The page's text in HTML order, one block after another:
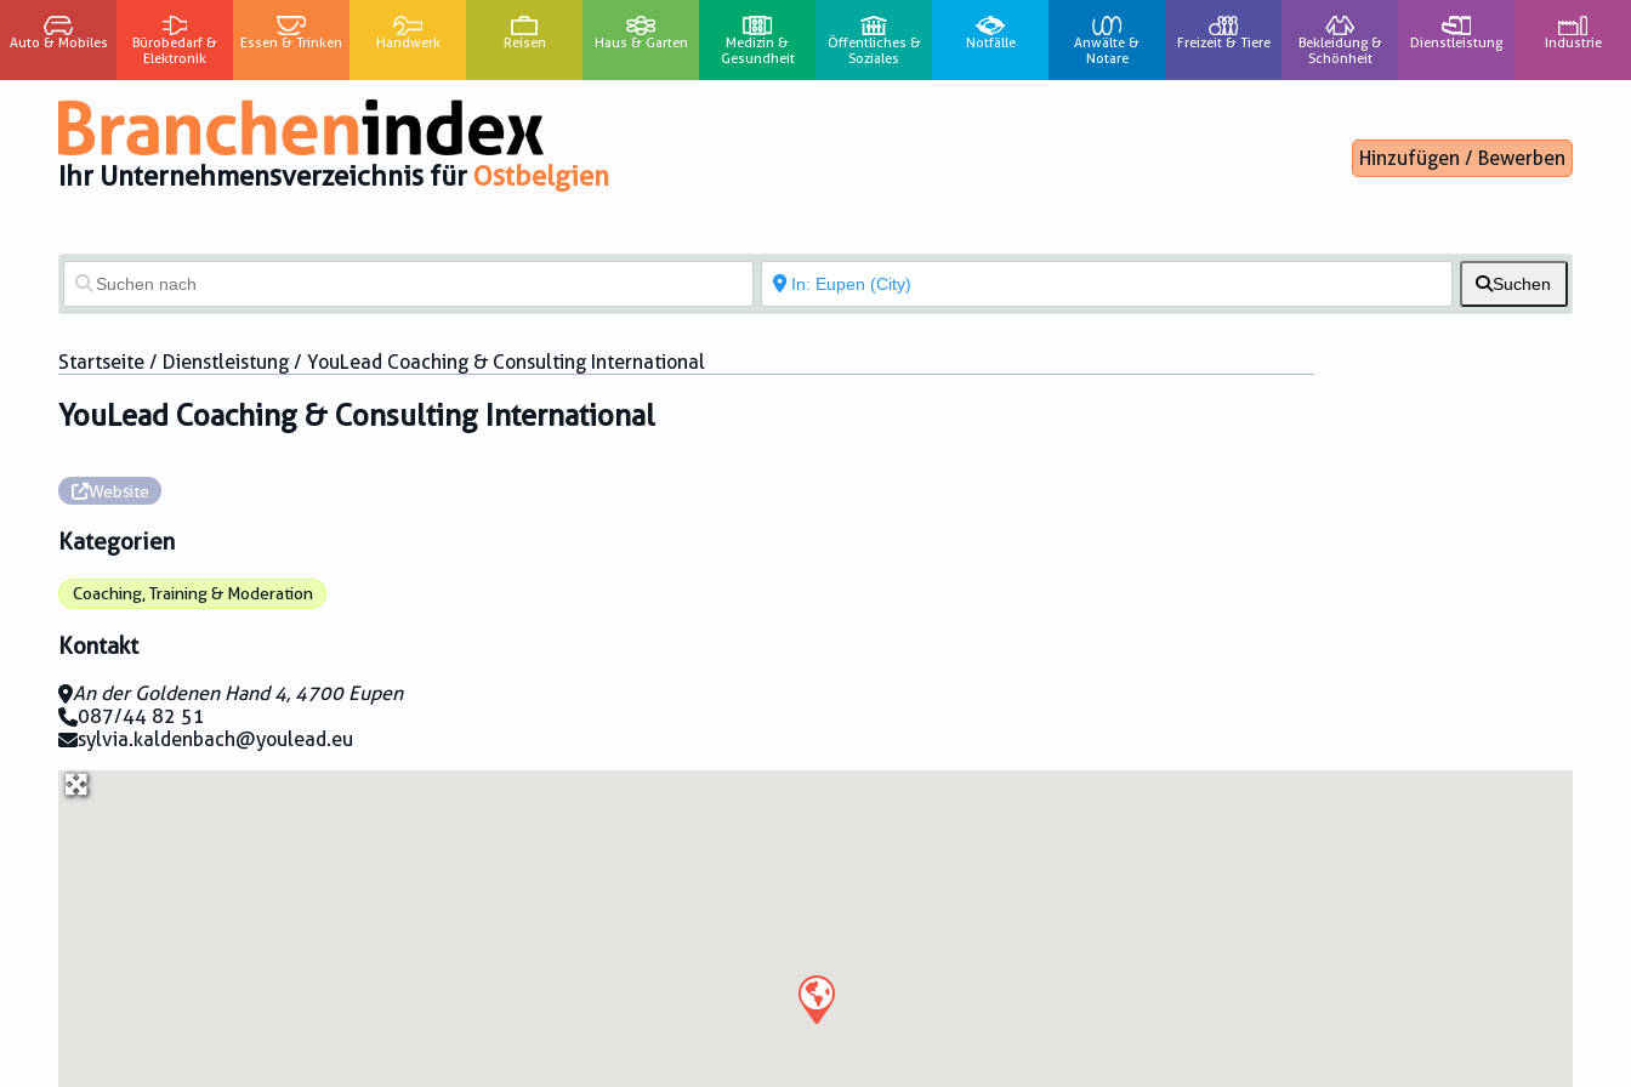
Auto & Mobiles
Bürobedarf &
Elektronik
Essen & Trinken Handwerk Reisen Haus & Garten
Medizin &
Gesundheit
Öffentliches &
Soziales
Notfälle
Anwälte &
Notare
Freizeit & Tiere
Bekleidung &
Schönheit
Dienstleistung Industrie
Ihr Unternehmensverzeichnis für Ostbelgien
Hinzufügen / Bewerben
Suchen
Startseite / Dienstleistung / YouLead Coaching & Consulting International
YouLead Coaching & Consulting International
Website
Kategorien
Coaching, Training & Moderation
Kontakt
An der Goldenen Hand 4, 4700 Eupen
087/44 82 51
sylvia.kaldenbach@youlead.eu